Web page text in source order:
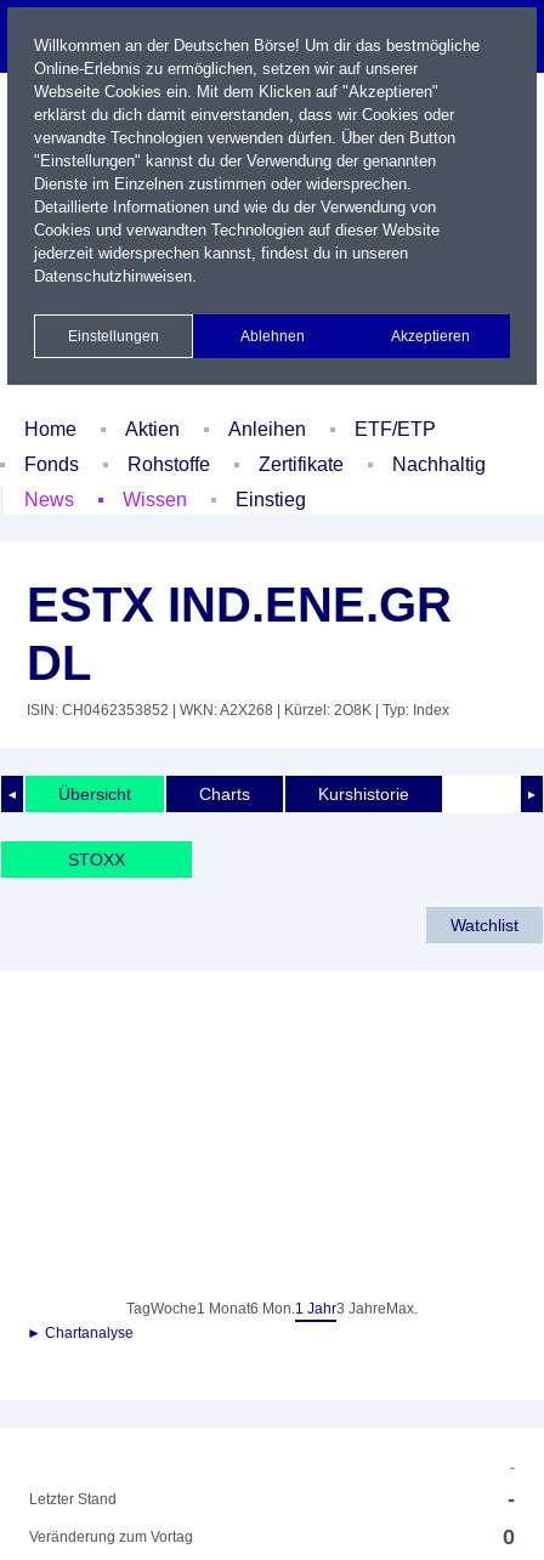
Name / WKN / ISIN / Kürzel
Xetra Realtime
Watchlist Portfolio Login
Home Aktien Anleihen
ETF/ETP
Fonds
Rohstoffe Zertifikate
Nachhaltig
News
Wissen Einstieg
ESTX IND.ENE.GR
DL
ISIN: CH0462353852 | WKN: A2X268 | Kürzel: 2O8K | Typ: Index
◄ ►
Übersicht Charts Kurshistorie
STOXX
Watchlist
TagWoche1 Monat6 Mon.1 Jahr3 Jahre Max.
► Chartanalyse
-
Letzter Stand
-
Veränderung zum Vortag 0
Willkommen an der Deutschen Börse! Um dir das bestmögliche
Online-Erlebnis zu ermöglichen, setzen wir auf unserer
Webseite Cookies ein. Mit dem Klicken auf "Akzeptieren"
erklärst du dich damit einverstanden, dass wir Cookies oder
verwandte Technologien verwenden dürfen. Über den Button
"Einstellungen" kannst du der Verwendung der genannten
Dienste im Einzelnen zustimmen oder widersprechen.
Detaillierte Informationen und wie du der Verwendung von
Cookies und verwandten Technologien auf dieser Website
jederzeit widersprechen kannst, findest du in unseren
Datenschutzhinweisen.
Einstellungen Ablehnen Akzeptieren